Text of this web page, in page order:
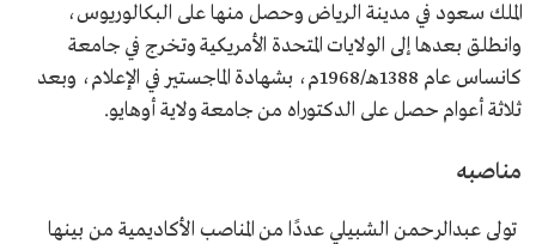
الملك سعود في مدينة الرياض وحصل منها على البكالوريوس،
وانطلق بعدها إلى الولايات المتحدة الأمريكية وتخرج في جامعة
كانساس عام 1388هـ/1968م، بشهادة الماجستير في الإعلام، وبعد
ثلاثة أعوام حصل على الدكتوراه من جامعة ولاية أوهايو.
مناصبه
تولى عبدالرحمن الشبيلي عددًا من المناصب الأكاديمية من بينها